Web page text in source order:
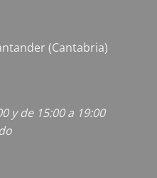
(Cantabria)
y de 15:00 a 19:00